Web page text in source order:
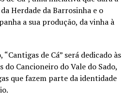
Herdade da Barrosinha e o
a sua produção, da vinha à
de Cá” será dedicado às
do Cancioneiro do Vale do Sado,
que fazem parte da identidade